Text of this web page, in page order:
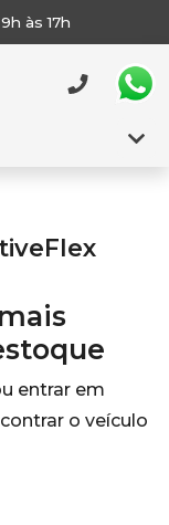
às 17h
entrar em
o veículo